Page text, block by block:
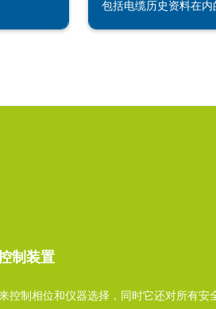
包括电缆历史资料在内
制装置
控制相位和仪器选择，同时它还对所有安